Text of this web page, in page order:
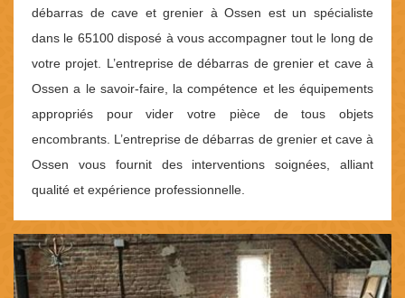
débarras de cave et grenier à Ossen est un spécialiste
dans le 65100 disposé à vous accompagner tout le long de
votre projet. L’entreprise de débarras de grenier et cave à
Ossen a le savoir-faire, la compétence et les équipements
appropriés pour vider votre pièce de tous objets
encombrants. L’entreprise de débarras de grenier et cave à
Ossen vous fournit des interventions soignées, alliant
qualité et expérience professionnelle.